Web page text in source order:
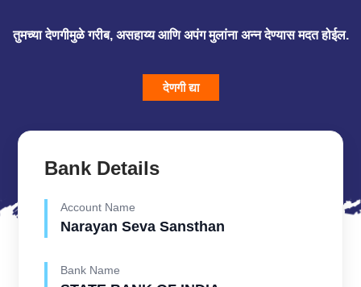
तुमच्या देणगीमुळे गरीब, असहाय्य आणि अपंग मुलांना अन्न देण्यास मदत होईल.
देणगी द्या
Bank Details
Account Name
Narayan Seva Sansthan
Bank Name